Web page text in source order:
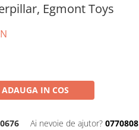
Egmont Toys
ADAUGA IN COS
Ai nevoie de ajutor?